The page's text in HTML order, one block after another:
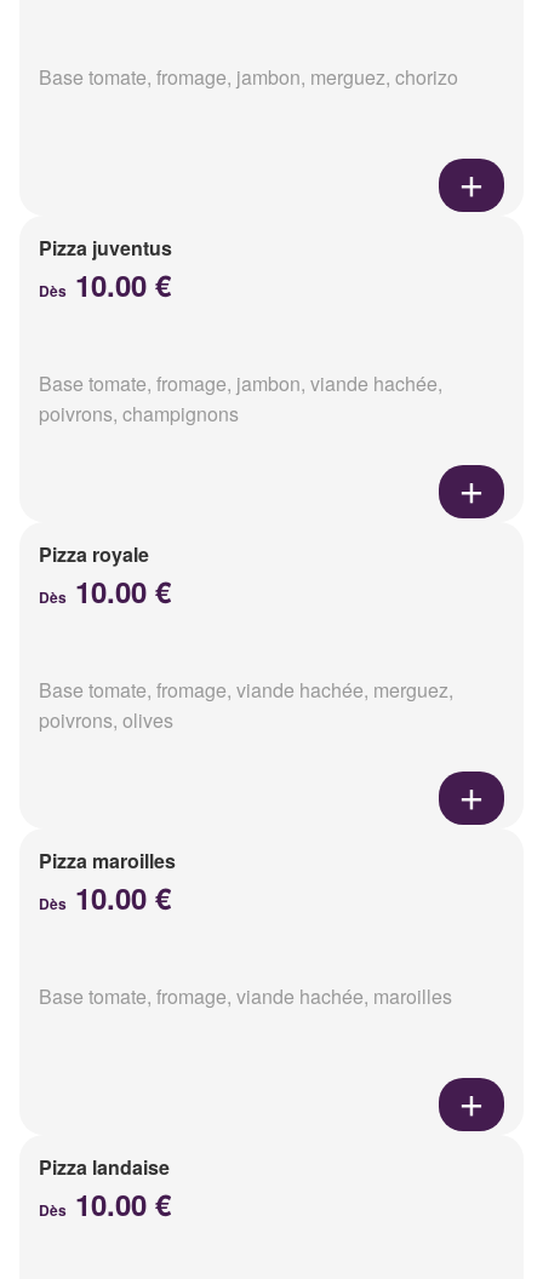
Base tomate, fromage, jambon, merguez, chorizo
Pizza juventus
Dès 10.00 €
Base tomate, fromage, jambon, viande hachée,
poivrons, champignons
Pizza royale
Dès 10.00 €
Base tomate, fromage, viande hachée, merguez,
poivrons, olives
Pizza maroilles
Dès 10.00 €
Base tomate, fromage, viande hachée, maroilles
Pizza landaise
Dès 10.00 €